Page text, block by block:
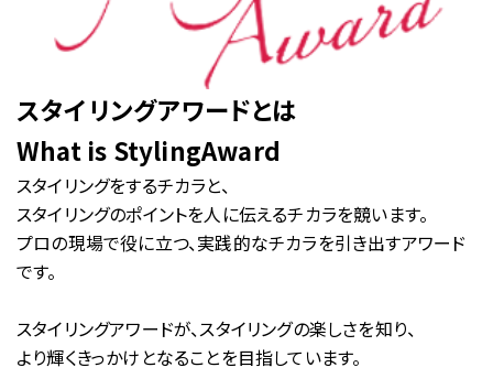
プライバシーポリシー
お問い合わせ
お問い合わせ
スタイリングアワードとは
What is StylingAward
スタイリングをするチカラと、
スタイリングのポイントを人に伝えるチカラを競います。
プロの現場で役に立つ、実践的なチカラを引き出すアワード
です。
スタイリングアワードが、スタイリングの楽しさを知り、
より輝くきっかけとなることを目指しています。